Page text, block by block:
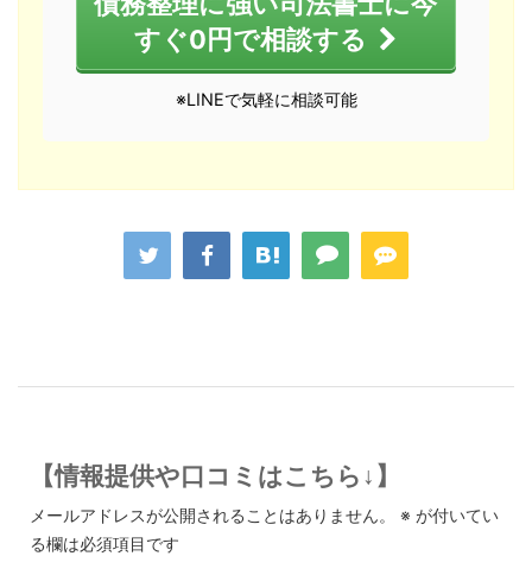
すぐ0円で相談する
※LINEで気軽に相談可能
【情報提供や口コミはこちら↓】
メールアドレスが公開されることはありません。 ※ が付いてい
る欄は必須項目です